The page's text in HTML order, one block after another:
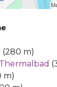
(280 m)
m)